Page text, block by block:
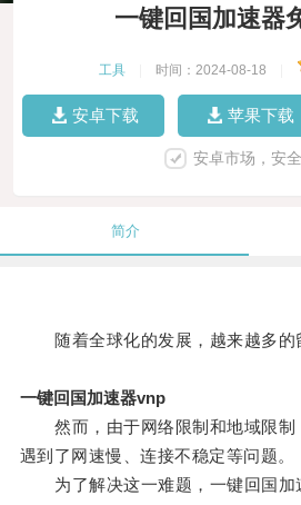
一键回国加速器
工具 时间：2024-08-18
安卓下载 苹果下载
安卓市场，安
简介
随着全球化的发展，越来越多的
一键回国加速器vnp
然而，由于网络限制和地域限制
遇到了网速慢、连接不稳定等问题。
为了解决这一难题，一键回国加